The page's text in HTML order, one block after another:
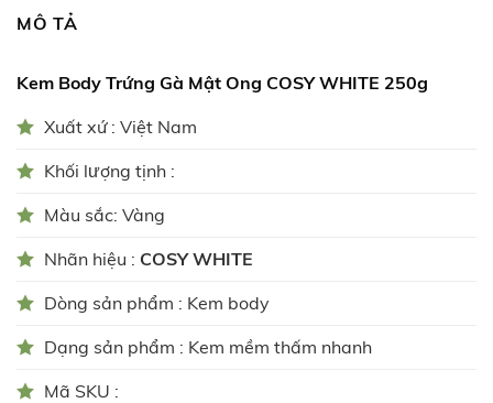
MÔ TẢ
Kem Body Trứng Gà Mật Ong COSY WHITE 250g
Xuất xứ : Việt Nam
Khối lượng tịnh :
Màu sắc: Vàng
Nhãn hiệu : COSY WHITE
Dòng sản phẩm : Kem body
Dạng sản phẩm : Kem mềm thấm nhanh
Mã SKU :